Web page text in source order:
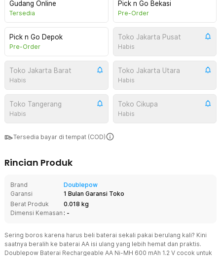
Gudang Online
Tersedia
Pick n Go Bekasi
Pre-Order
Pick n Go Depok
Pre-Order
Toko Jakarta Pusat
Habis
Toko Jakarta Barat
Habis
Toko Jakarta Utara
Habis
Toko Tangerang
Habis
Toko Cikupa
Habis
Tersedia bayar di tempat (COD)
Rincian Produk
Brand
Doublepow
Garansi
1 Bulan Garansi Toko
Berat Produk
0.018 kg
Dimensi Kemasan : -
Sering boros karena harus beli baterai sekali pakai berulang kali? Kini
saatnya beralih ke baterai AA isi ulang yang lebih hemat dan praktis.
Doublepow Baterai Rechargeable AA Ni-MH 600 mAh 1.2 V cocok untuk